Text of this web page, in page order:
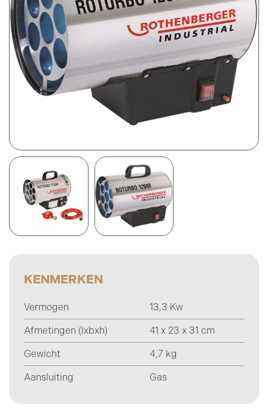
KENMERKEN
Vermogen 13,3 Kw
Afmetingen (lxbxh) 41 x 23 x 31 cm
Gewicht 4,7 kg
Aansluiting Gas